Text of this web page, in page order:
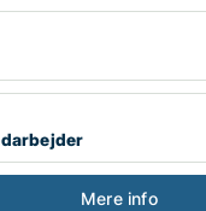
Mere info